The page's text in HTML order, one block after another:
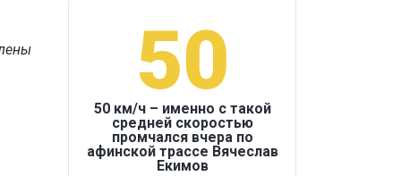
50
50 км/ч – именно с такой
средней скоростью
промчался вчера по
афинской трассе Вячеслав
Екимов